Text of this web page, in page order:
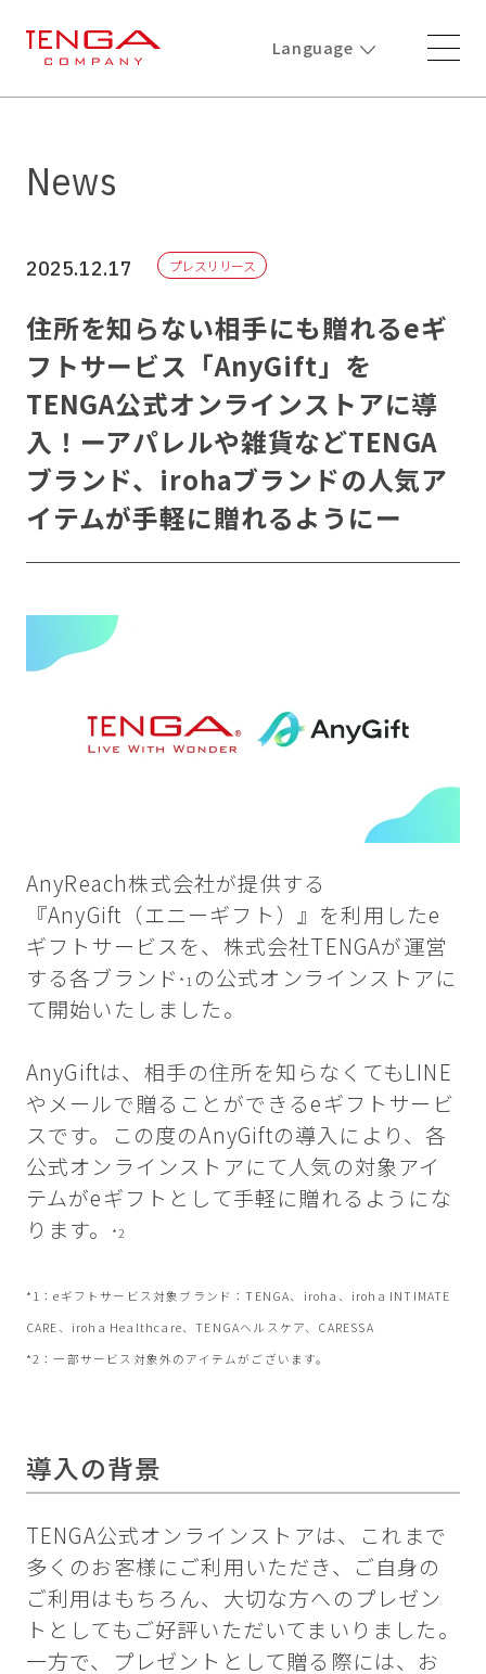
Language
News
2025.12.17 プレスリリース
住所を知らない相手にも贈れるeギ
フトサービス「AnyGift」を
TENGA公式オンラインストアに導
入！ーアパレルや雑貨などTENGA
ブランド、irohaブランドの人気ア
イテムが手軽に贈れるようにー
AnyReach株式会社が提供する
『AnyGift（エニーギフト）』を利用したe
ギフトサービスを、株式会社TENGAが運営
する各ブランド *1 の公式オンラインストアに
て開始いたしました。
AnyGiftは、相手の住所を知らなくてもLINE
やメールで贈ることができるeギフトサービ
スです。この度のAnyGiftの導入により、各
公式オンラインストアにて人気の対象アイ
テムがeギフトとして手軽に贈れるようにな
ります。
*2
*1：eギフトサービス対象ブランド：TENGA、iroha、iroha INTIMATE
CARE、iroha Healthcare、TENGAヘルスケア、CARESSA
*2：一部サービス対象外のアイテムがございます。
導入の背景
TENGA公式オンラインストアは、これまで
多くのお客様にご利用いただき、ご自身の
ご利用はもちろん、大切な方へのプレゼン
トとしてもご好評いただいてまいりました。
一方で、プレゼントとして贈る際には、お